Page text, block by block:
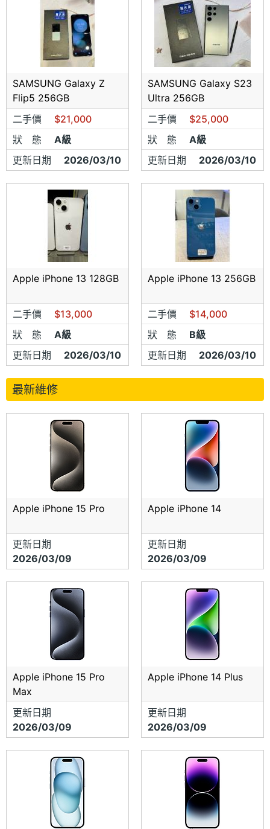
SAMSUNG Galaxy Z
Flip5 256GB
二手價
$21,000
狀 態
A級
更新日期
2026/03/10
SAMSUNG Galaxy S23
Ultra 256GB
二手價
$25,000
狀 態
A級
更新日期
2026/03/10
Apple iPhone 13 128GB
二手價
$13,000
狀 態
A級
更新日期
2026/03/10
Apple iPhone 13 256GB
二手價
$14,000
狀 態
B級
更新日期
2026/03/10
最新維修
Apple iPhone 15 Pro
更新日期
2026/03/09
Apple iPhone 14
更新日期
2026/03/09
Apple iPhone 15 Pro
Max
更新日期
2026/03/09
Apple iPhone 14 Plus
更新日期
2026/03/09